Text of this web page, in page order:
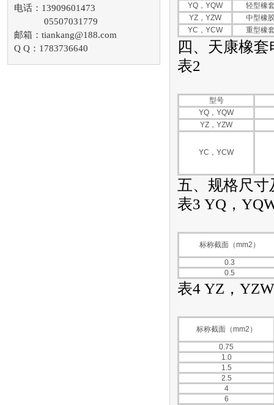
电话：13909601473
05507031779
邮箱：tiankang@188.com
Q Q：1783736640
YQ，YQW
轻型橡
YZ，YZW
中型橡
YC，YCW
重型橡
四、天康橡
表2
型号
YQ，YQW
YZ，YZW
YC，YCW
五、规格尺
表3 YQ，
标称截面（mm2）
0.3
0.5
表4 YZ，
标称截面（mm2）
0.75
1.0
1.5
2.5
4
6